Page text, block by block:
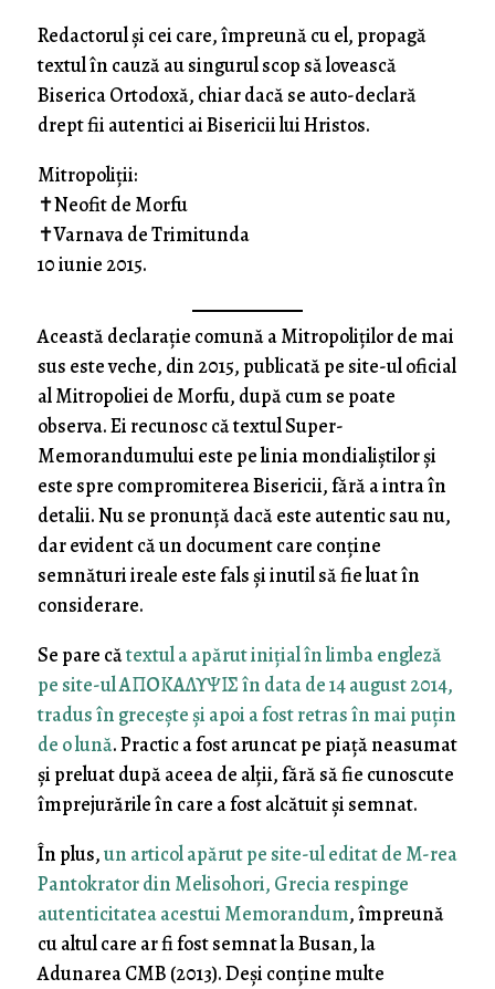
Redactorul și cei care, împreună cu el, propagă
textul în cauză au singurul scop să lovească
Biserica Ortodoxă, chiar dacă se auto-declară
drept fii autentici ai Bisericii lui Hristos.
Mitropoliții:
✝Neofit de Morfu
✝Varnava de Trimitunda
10 iunie 2015.
Această declarație comună a Mitropoliților de mai
sus este veche, din 2015, publicată pe site-ul oficial
al Mitropoliei de Morfu, după cum se poate
observa. Ei recunosc că textul Super-
Memorandumului este pe linia mondialiștilor și
este spre compromiterea Bisericii, fără a intra în
detalii. Nu se pronunță dacă este autentic sau nu,
dar evident că un document care conține
semnături ireale este fals și inutil să fie luat în
considerare.
Se pare cătextul a apărut inițial în limba engleză
pe site-ul ΑΠΟΚΑΛΥΨΙΣ în data de 14 august 2014,
tradus în grecește și apoi a fost retras în mai puțin
de o lună. Practic a fost aruncat pe piață neasumat
și preluat după aceea de alții, fără să fie cunoscute
împrejurările în care a fost alcătuit și semnat.
În plus,un articol apărut pe site-ul editat de M-rea
Pantokrator din Melisohori, Grecia respinge
autenticitatea acestui Memorandum, împreună
cu altul care ar fi fost semnat la Busan, la
Adunarea CMB (2013). Deși conține multe